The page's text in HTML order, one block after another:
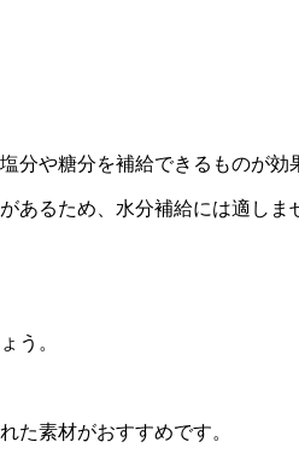
分や糖分を補給できるものが効
あるため、水分補給には適しま
う。
た素材がおすすめです。